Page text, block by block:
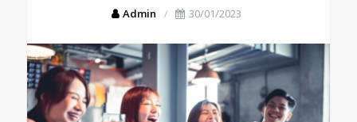
Admin 30/01/2023